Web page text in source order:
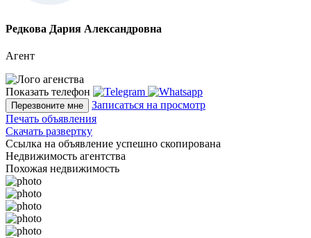
Редкова Дария Александровна
Агент
Показать телефон
Перезвоните мне
Записаться на просмотр
Печать объявления
Скачать развертку
Ссылка на объявление успешно скопирована
Недвижимость агентства
Похожая недвижимость